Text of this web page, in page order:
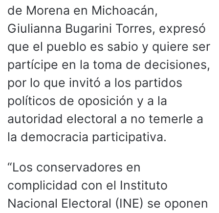
de Morena en Michoacán,
Giulianna Bugarini Torres, expresó
que el pueblo es sabio y quiere ser
partícipe en la toma de decisiones,
por lo que invitó a los partidos
políticos de oposición y a la
autoridad electoral a no temerle a
la democracia participativa.
“Los conservadores en
complicidad con el Instituto
Nacional Electoral (INE) se oponen